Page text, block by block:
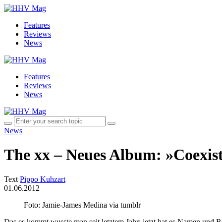
Features
Reviews
News
Features
Reviews
News
News
The xx – Neues Album:
Text Pippo Kuhzart
01.06.2012
Foto: Jamie-James Medina via tumblr